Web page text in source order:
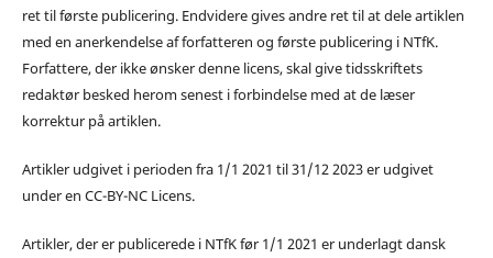
ret til første publicering. Endvidere gives andre ret til at dele artiklen
med en anerkendelse af forfatteren og første publicering i NTfK.
Forfattere, der ikke ønsker denne licens, skal give tidsskriftets
redaktør besked herom senest i forbindelse med at de læser
korrektur på artiklen.
Artikler udgivet i perioden fra 1/1 2021 til 31/12 2023 er udgivet
under en CC-BY-NC Licens.
Artikler, der er publicerede i NTfK før 1/1 2021 er underlagt dansk